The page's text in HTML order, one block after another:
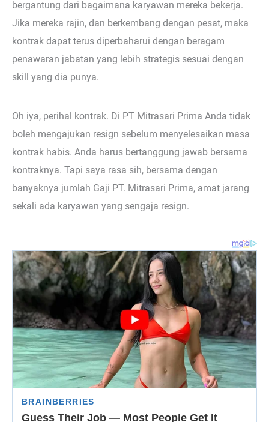
bergantung dari bagaimana karyawan mereka bekerja.
Jika mereka rajin, dan berkembang dengan pesat, maka
kontrak dapat terus diperbaharui dengan beragam
penawaran jabatan yang lebih strategis sesuai dengan
skill yang dia punya.
Oh iya, perihal kontrak. Di PT Mitrasari Prima Anda tidak
boleh mengajukan resign sebelum menyelesaikan masa
kontrak habis. Anda harus bertanggung jawab bersama
kontraknya. Tapi saya rasa sih, bersama dengan
banyaknya jumlah Gaji PT. Mitrasari Prima, amat jarang
sekali ada karyawan yang sengaja resign.